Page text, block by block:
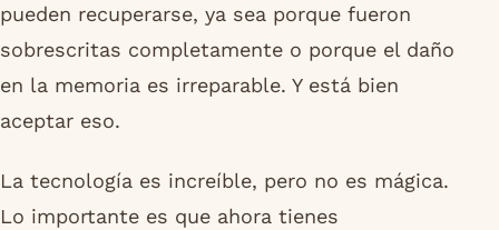
pueden recuperarse, ya sea porque fueron
sobrescritas completamente o porque el daño
en la memoria es irreparable. Y está bien
aceptar eso.
La tecnología es increíble, pero no es mágica.
Lo importante es que ahora tienes